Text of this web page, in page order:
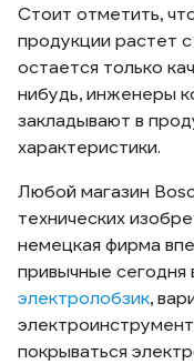
Стоит отметить,
продукции растет
остается только
нибудь, инженеры
закладывают в
характеристики.
Любой магазин
технических
немецкая фирма
привычные сегодня
электролобзик,
покрываться